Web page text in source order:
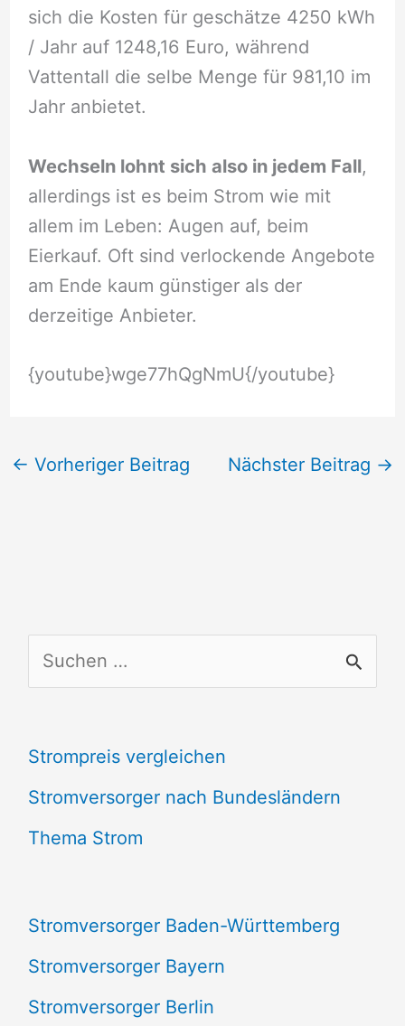
sich die Kosten für geschätze 4250 kWh
/ Jahr auf 1248,16 Euro, während
Vattentall die selbe Menge für 981,10 im
Jahr anbietet.
Wechseln lohnt sich also in jedem Fall,
allerdings ist es beim Strom wie mit
allem im Leben: Augen auf, beim
Eierkauf. Oft sind verlockende Angebote
am Ende kaum günstiger als der
derzeitige Anbieter.
{youtube}wge77hQgNmU{/youtube}
← Vorheriger Beitrag Nächster Beitrag →
u
h
e
n
h
:
Strompreis vergleichen
Stromversorger nach Bundesländern
Thema Strom
Stromversorger Baden-Württemberg
Stromversorger Bayern
Stromversorger Berlin